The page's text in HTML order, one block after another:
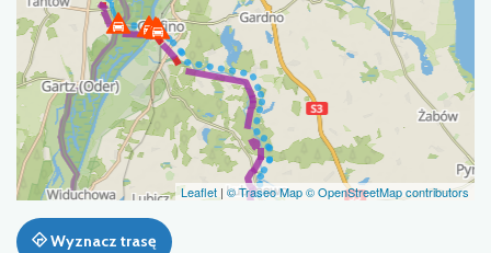
Leaflet | © Traseo Map© OpenStreetMap contributors
Wyznacz trasę